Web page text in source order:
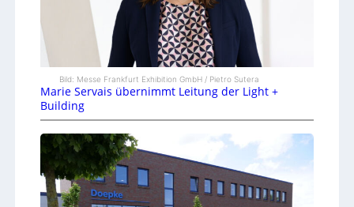
Bild: Messe Frankfurt Exhibition GmbH / Pietro Sutera
Marie Servais übernimmt Leitung der Light +
Building